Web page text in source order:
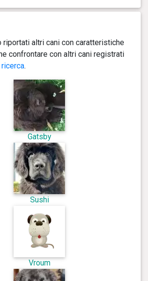
riportati altri cani con caratteristiche
confrontare con altri cani registrati
ricerca.
Gatsby
Sushi
Vroum